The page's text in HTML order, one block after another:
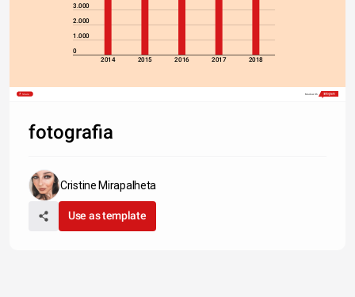
3.000
2.000
1.000
0
2014 2015 2016 2017 2018
Share Made with
fotografia
Cristine Mirapalheta
Use as template